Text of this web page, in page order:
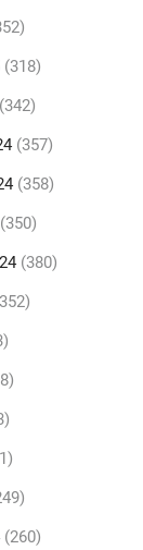
(318)
(357)
(358)
(380)
(260)